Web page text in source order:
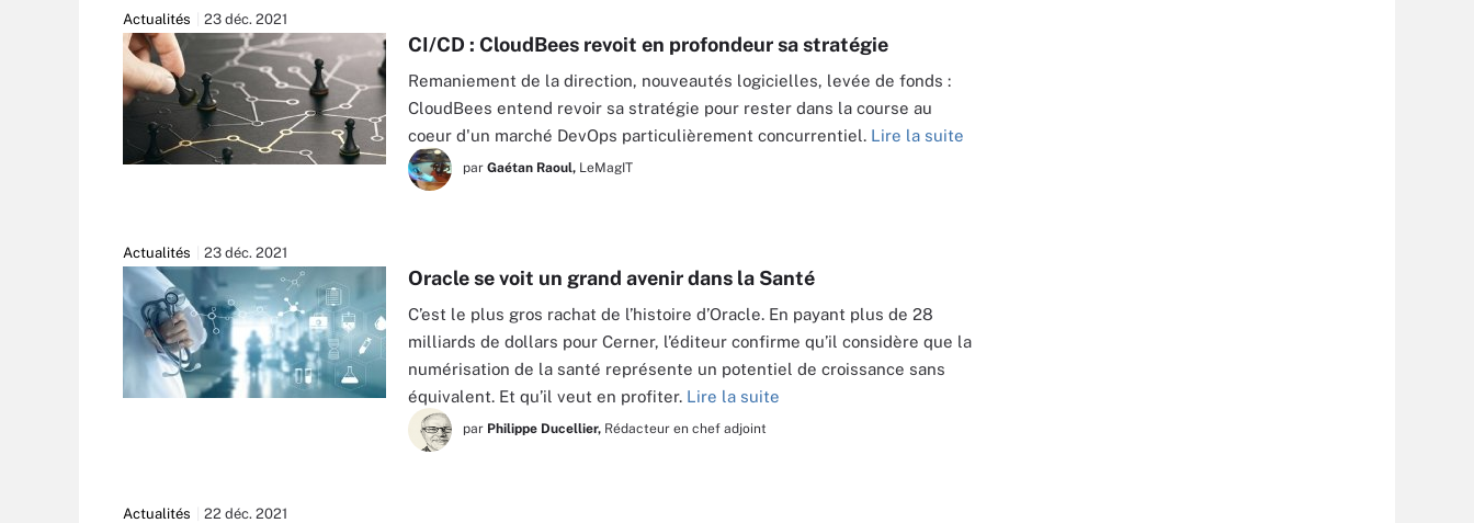
Actualités 23 déc. 2021
CI/CD : CloudBees revoit en profondeur sa stratégie
Remaniement de la direction, nouveautés logicielles, levée de fonds :
CloudBees entend revoir sa stratégie pour rester dans la course au
coeur d'un marché DevOps particulièrement concurrentiel. Lire la suite
par Gaétan Raoul, LeMagIT
Actualités 23 déc. 2021
Oracle se voit un grand avenir dans la Santé
C’est le plus gros rachat de l’histoire d’Oracle. En payant plus de 28
milliards de dollars pour Cerner, l’éditeur confirme qu’il considère que la
numérisation de la santé représente un potentiel de croissance sans
équivalent. Et qu’il veut en profiter. Lire la suite
par Philippe Ducellier, Rédacteur en chef adjoint
Actualités 22 déc. 2021